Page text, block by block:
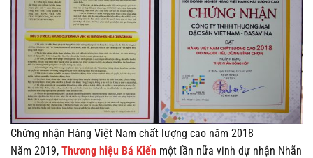
Chứng nhận Hàng Việt Nam chất lượng cao năm 2018
Năm 2019, Thương hiệu Bá Kiến một lần nữa vinh dự nhận Nhãn